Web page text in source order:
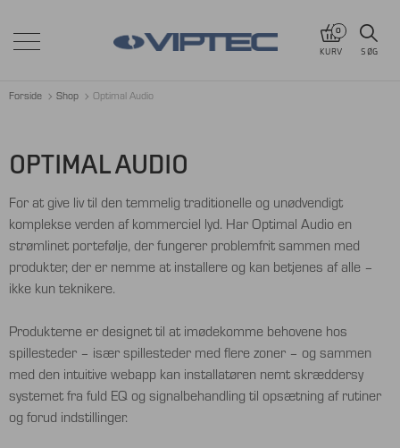
0
KURV SØG
Forside Shop Optimal Audio
OPTIMAL AUDIO
For at give liv til den temmelig traditionelle og unødvendigt
komplekse verden af ​​kommerciel lyd. Har Optimal Audio en
strømlinet portefølje, der fungerer problemfrit sammen med
produkter, der er nemme at installere og kan betjenes af alle –
ikke kun teknikere.
Produkterne er designet til at imødekomme behovene hos
spillesteder – især spillesteder med flere zoner – og sammen
med den intuitive webapp kan installatøren nemt skræddersy
systemet fra fuld EQ og signalbehandling til opsætning af rutiner
og forud indstillinger.